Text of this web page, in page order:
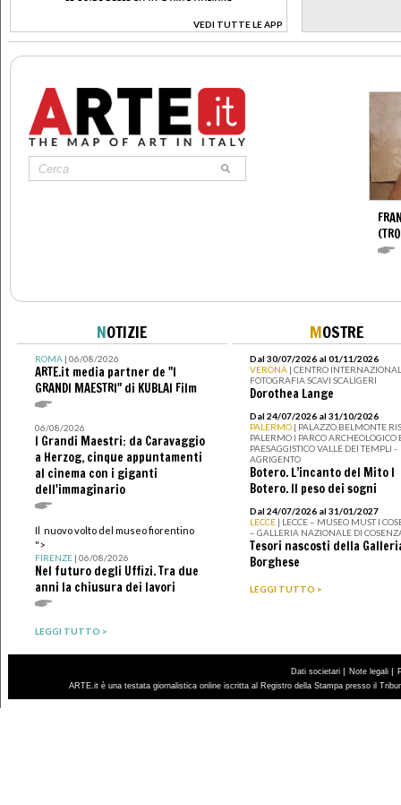
VEDI TUTTE LE APP
>
NOTIZIE
ROMA| 06/08/2026
ARTE.it media partner de "I
GRANDI MAESTRI" di KUBLAI Film
06/08/2026
I Grandi Maestri: da Caravaggio
a Herzog, cinque appuntamenti
al cinema con i giganti
dell'immaginario
Il nuovo volto del museo fiorentino
">
FIRENZE| 06/08/2026
Nel futuro degli Uffizi. Tra due
anni la chiusura dei lavori
LEGGI TUTTO >
MOSTRE
Dal 30/07/2026 al 01/11/2026
VERONA | CENTRO
FOTOGRAFIA SCAVI SCALIGERI
Dorothea Lange
Dal 24/07/2026 al 31/10/2026
PALERMO | PALAZZO BELMONTE
PALERMO I PARCO ARCHEOLOGICO
PAESAGGISTICO VALLE DEI TEMPLI -
AGRIGENTO
Botero. L’incanto del Mito I
Botero. Il peso dei sogni
Dal 24/07/2026 al 31/01/2027
LECCE | LECCE – MUSEO MUST I
– GALLERIA NAZIONALE DI
Tesori nascosti della
Borghese
LEGGI TUTTO >
Dati societari Note legali
ARTE.it è una testata giornalistica online iscritta al Registro della Stampa presso il